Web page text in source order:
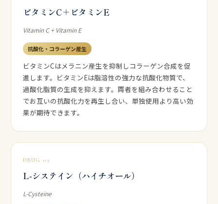
ビタミンC＋ビタミンE
Vitamin C + Vitamin E
抗酸化・コラーゲン産生
ビタミンCはメラニン産生を抑制しコラーゲン合成を促
進します。ビタミンEは脂溶性の強力な抗酸化物質で、
過酸化脂質の生成を抑えます。両者を組み合わせること
でお互いの抗酸化力を再生し合い、単独使用より高い効
果が期待できます。
DRUG 03
L-システイン（ハイチオール）
L-Cysteine